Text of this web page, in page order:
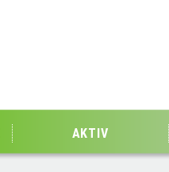
AKTIV